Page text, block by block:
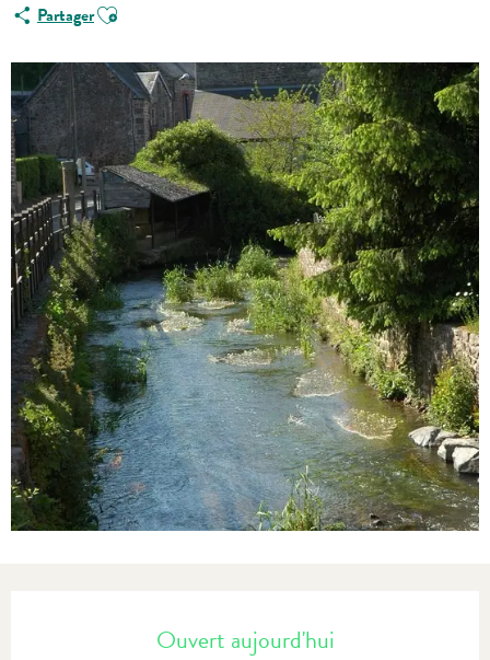
PartagerAjouter aux favoris
Ouvert aujourd'hui